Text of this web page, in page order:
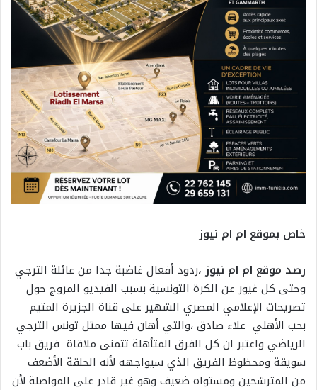
خاص بموقع ام ام نيوز
رصد موقع ام ام نيوز ،ردود أفعال غاضبة جدا من عائلة الترجي
وحتى كل غيور عن الكرة التونسية بسبب الفيديو المروج حول
تصريحات الإعلامي المصري الشهير على قناة الجزيرة المتيم
بحب الأهلي علاء صادق ،والتي أهان فيها ممثل تونس الترجي
الرياضي واعتبر ان كل الفرق المتأهلة تتمنى ملاقاة فريق باب
سويقة ومحظوظ الفريق الذي سيواجهه لأنه الحلقة الأضعف
من المترشحين ومستواه ضعيف وهو غير قادر على المواصلة لأن